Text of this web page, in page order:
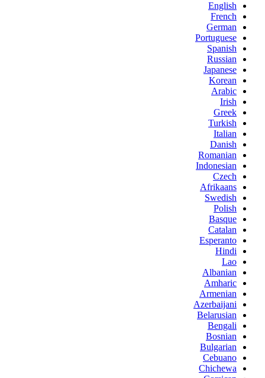
English
French
German
Portuguese
Spanish
Russian
Japanese
Korean
Arabic
Irish
Greek
Turkish
Italian
Danish
Romanian
Indonesian
Czech
Afrikaans
Swedish
Polish
Basque
Catalan
Esperanto
Hindi
Lao
Albanian
Amharic
Armenian
Azerbaijani
Belarusian
Bengali
Bosnian
Bulgarian
Cebuano
Chichewa